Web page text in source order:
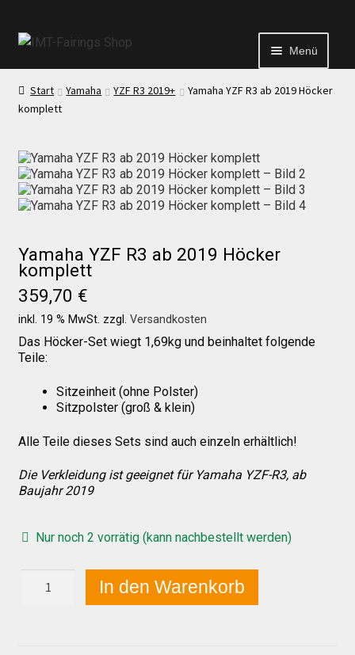
Menü
Start
Kontakt
News
News
Test Startseite
Über uns
Start Yamaha YZF R3 2019+
Yamaha YZF R3 ab 2019 Höcker
komplett
Yamaha YZF R3 ab 2019 Höcker
komplett
359,70 €
inkl. 19 % MwSt. zzgl. Versandkosten
Das Höcker-Set wiegt 1,69kg und beinhaltet folgende
Teile:
Sitzeinheit (ohne Polster)
Sitzpolster (groß & klein)
Alle Teile dieses Sets sind auch einzeln erhältlich!
Die Verkleidung ist geeignet für Yamaha YZF-R3, ab
Baujahr 2019
Nur noch 2 vorrätig (kann nachbestellt werden)
In den Warenkorb